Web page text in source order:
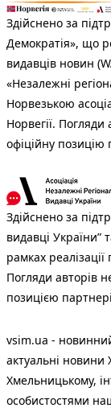
Здійснено за
Демократія», що
видавців новин
«Незалежні
Норвезькою
Норвегії.
офіційну позицію
Здійснено за
видавці
рамках
Погляди авторів
позицією
vsim.ua -
актуальні новини
Хмельницькому,
особистостями